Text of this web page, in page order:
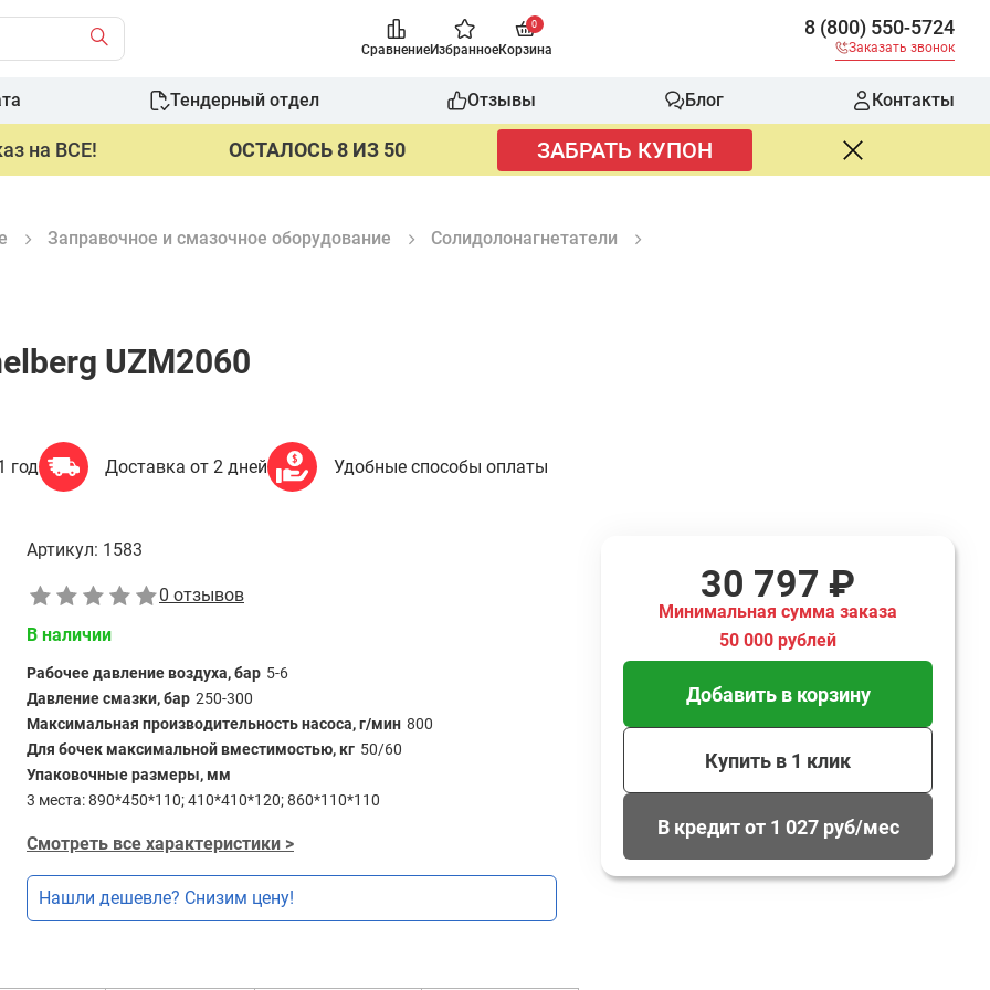
СравнениеИзбранное
0
Корзина
8 (800) 550-5724
Заказать звонок
Тендерный отдел Отзывы Блог Контакты
на ВСЕ! ОСТАЛОСЬ 8 ИЗ 50 ЗАБРАТЬ КУПОН
Заправочное и смазочное оборудование
Солидолонагнетатели
UZM2060
год Доставка от 2 дней Удобные способы оплаты
Артикул: 1583
0 отзывов
В наличии
Рабочее давление воздуха, бар 5-6
Давление смазки, бар 250-300
Максимальная производительность насоса, г/мин 800
Для бочек максимальной вместимостью, кг 50/60
Упаковочные размеры, мм
3 места: 890*450*110; 410*410*120; 860*110*110
Смотреть все характеристики >
Нашли дешевле? Снизим цену!
30 797 ₽
Минимальная сумма заказа
50 000 рублей
Добавить в корзину
Купить в 1 клик
В кредит от 1 027 руб/мес